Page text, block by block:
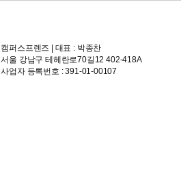
캠퍼스프렌즈 | 대표 : 박종찬
서울 강남구 테헤란로70길12 402-418A
사업자 등록번호 : 391-01-00107